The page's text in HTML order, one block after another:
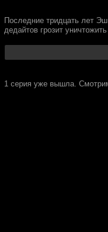
Последние тридцать лет
дедайтов грозит
1 серия уже вышла.